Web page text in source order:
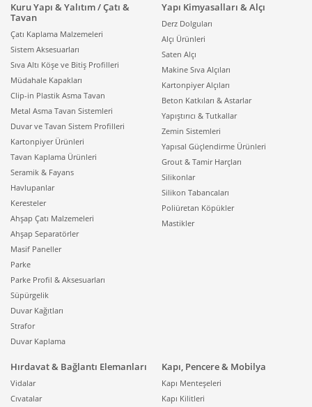
Kuru Yapı & Yalıtım / Çatı &
Tavan
Çatı Kaplama Malzemeleri
Sistem Aksesuarları
Sıva Altı Köşe ve Bitiş Profilleri
Müdahale Kapakları
Clip-in Plastik Asma Tavan
Metal Asma Tavan Sistemleri
Duvar ve Tavan Sistem Profilleri
Kartonpiyer Ürünleri
Tavan Kaplama Ürünleri
Seramik & Fayans
Havlupanlar
Keresteler
Ahşap Çatı Malzemeleri
Ahşap Separatörler
Masif Paneller
Parke
Parke Profil & Aksesuarları
Süpürgelik
Duvar Kağıtları
Strafor
Duvar Kaplama
Yapı Kimyasalları & Alçı
Derz Dolguları
Alçı Ürünleri
Saten Alçı
Makine Sıva Alçıları
Kartonpiyer Alçıları
Beton Katkıları & Astarlar
Yapıştırıcı & Tutkallar
Zemin Sistemleri
Yapısal Güçlendirme Ürünleri
Grout & Tamir Harçları
Silikonlar
Silikon Tabancaları
Poliüretan Köpükler
Mastikler
Hırdavat & Bağlantı Elemanları
Vidalar
Cıvatalar
Kapı, Pencere & Mobilya
Kapı Menteşeleri
Kapı Kilitleri